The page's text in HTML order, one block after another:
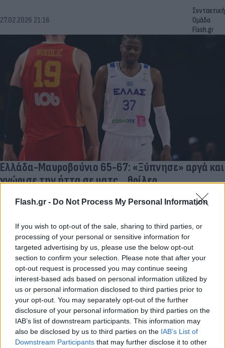
Flash.gr - Do Not Process My Personal Information
If you wish to opt-out of the sale, sharing to third parties, or
processing of your personal or sensitive information for
targeted advertising by us, please use the below opt-out
section to confirm your selection. Please note that after your
opt-out request is processed you may continue seeing
interest-based ads based on personal information utilized by
us or personal information disclosed to third parties prior to
your opt-out. You may separately opt-out of the further
disclosure of your personal information by third parties on the
IAB’s list of downstream participants. This information may
also be disclosed by us to third parties on the IAB’s List of
Downstream Participants that may further disclose it to other
27.02.2026 21:16
Συντακτική
Ομάδα
Flash.gr
Ελλάδα-Μαυροβούνιο 65-67: «Ξύπνησε» αργά και
γνώρισε την ήττα σε ματς... θρίλερ
Σε ένα δραματικό ματς που κρίθηκε στο τελευταίο λεπτό η
Εθνική ομάδα γνώρισε την πρώτη της ήττα απέναντι στο
27.02.2026 20:58
Ομάδα
Flash.gr